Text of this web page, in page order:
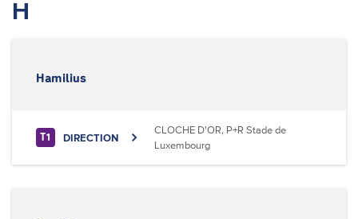
H
Hamilius
T1 DIRECTION
CLOCHE D'OR, P+R Stade de
Luxembourg